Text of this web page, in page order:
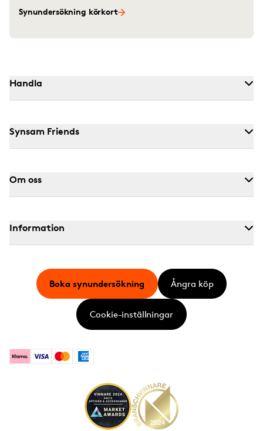
Synundersökning körkort
Handla
Synsam Friends
Om oss
Information
KlarnaVisa MastercardAmerican Express
Boka synundersökning Ångra köp
Cookie-inställningar